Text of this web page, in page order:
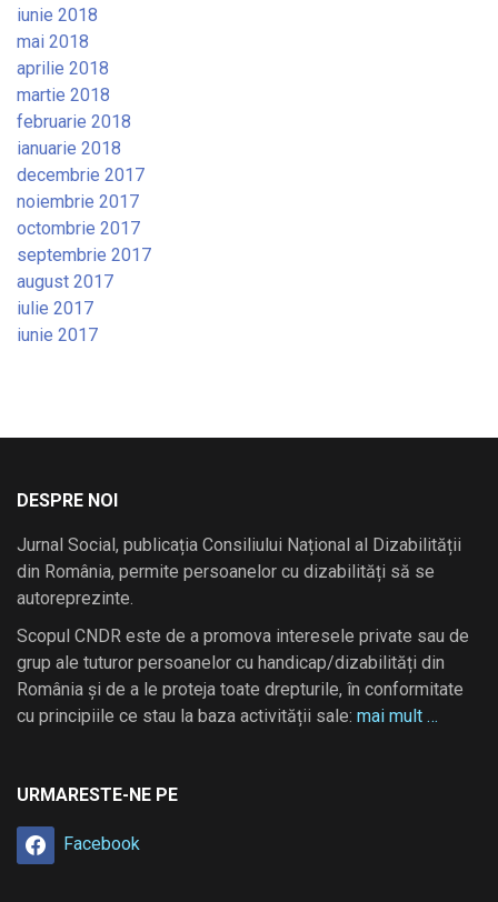
iunie 2018
mai 2018
aprilie 2018
martie 2018
februarie 2018
ianuarie 2018
decembrie 2017
noiembrie 2017
octombrie 2017
septembrie 2017
august 2017
iulie 2017
iunie 2017
DESPRE NOI
Jurnal Social, publicația Consiliului Național al Dizabilității
din România, permite persoanelor cu dizabilități să se
autoreprezinte.
Scopul CNDR este de a promova interesele private sau de
grup ale tuturor persoanelor cu handicap/dizabilități din
România și de a le proteja toate drepturile, în conformitate
cu principiile ce stau la baza activității sale: mai mult …
URMARESTE-NE PE
Facebook